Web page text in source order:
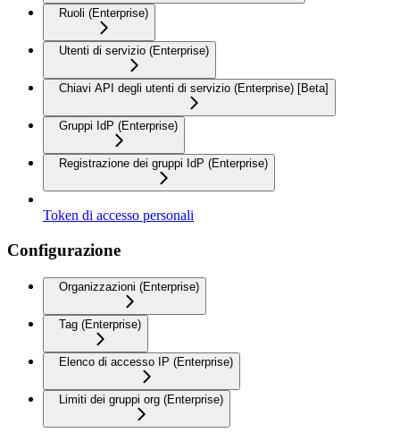
Ruoli (Enterprise)
Utenti di servizio (Enterprise)
Chiavi API degli utenti di servizio (Enterprise) [Beta]
Gruppi IdP (Enterprise)
Registrazione dei gruppi IdP (Enterprise)
Token di accesso personali
Configurazione
Organizzazioni (Enterprise)
Tag (Enterprise)
Elenco di accesso IP (Enterprise)
Limiti dei gruppi org (Enterprise)